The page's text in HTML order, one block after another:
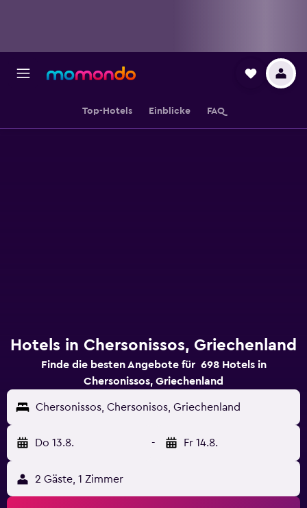
Top-Hotels Einblicke FAQ
Hotels in Chersonissos, Griechenland
Finde die besten Angebote für 698 Hotels in
Chersonissos, Griechenland
Chersonissos, Chersonisos, Griechenland
Do 13.8. - Fr 14.8.
2 Gäste, 1 Zimmer